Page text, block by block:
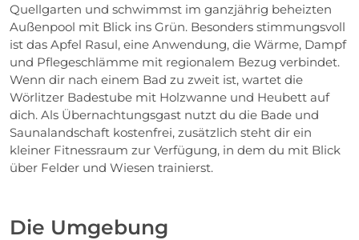
Quellgarten und schwimmst im ganzjährig beheizten
Außenpool mit Blick ins Grün. Besonders stimmungsvoll
ist das Apfel Rasul, eine Anwendung, die Wärme, Dampf
und Pflegeschlämme mit regionalem Bezug verbindet.
Wenn dir nach einem Bad zu zweit ist, wartet die
Wörlitzer Badestube mit Holzwanne und Heubett auf
dich. Als Übernachtungsgast nutzt du die Bade und
Saunalandschaft kostenfrei, zusätzlich steht dir ein
kleiner Fitnessraum zur Verfügung, in dem du mit Blick
über Felder und Wiesen trainierst.
Die Umgebung